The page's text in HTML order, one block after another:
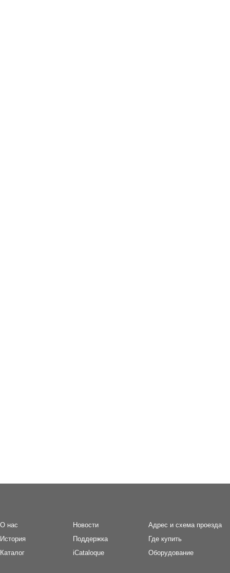
О нас
История
Каталог
Новости
Поддержка
iCataloque
Адрес и схема проезда
Где купить
Оборудование